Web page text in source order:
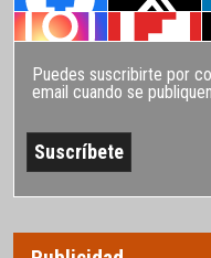
Puedes suscribirte por
email cuando se